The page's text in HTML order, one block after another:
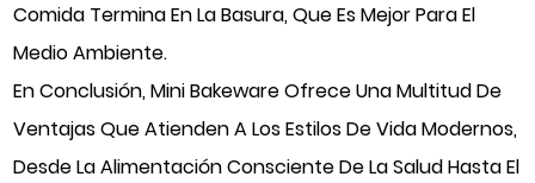
Comida Termina En La Basura, Que Es Mejor Para El
Medio Ambiente.
En Conclusión, Mini Bakeware Ofrece Una Multitud De
Ventajas Que Atienden A Los Estilos De Vida Modernos,
Desde La Alimentación Consciente De La Salud Hasta El